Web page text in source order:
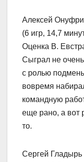
Алексей
(6 игр, 14,7
Оценка В.
Сыграл не
с ролью
вовремя
командную
еще рано, а вот
то.
Сергей Гладырь